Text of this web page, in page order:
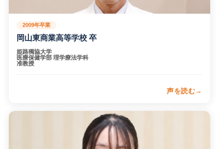
2009年卒業
岡山東商業高等学校 卒
姫路獨協大学
医療保健学部 理学療法学科
准教授
声を読む
わりながら、臨床実践や教育に関する研究活動にも取り組ん
でいます。倉敷リハで学んだ知識・技術に加え、患者様や学
生と向き合う姿勢は、今の教育・研究の土台になっていま